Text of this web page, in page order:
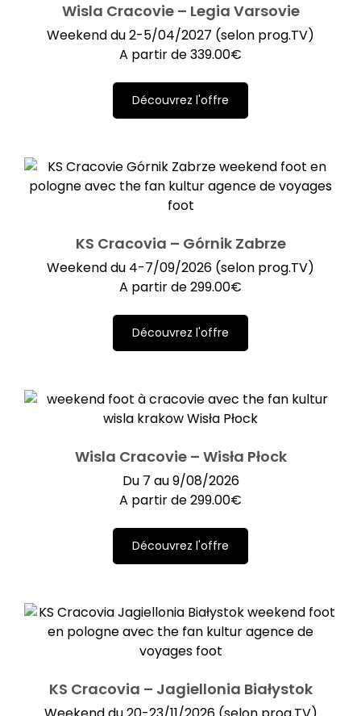
Wisla Cracovie – Legia Varsovie
Weekend du 2-5/04/2027 (selon prog.TV)
A partir de339.00€
Découvrez l'offre
KS Cracovia – Górnik Zabrze
Weekend du 4-7/09/2026 (selon prog.TV)
A partir de299.00€
Découvrez l'offre
Wisla Cracovie – Wisła Płock
Du 7 au 9/08/2026
A partir de299.00€
Découvrez l'offre
KS Cracovia – Jagiellonia Białystok